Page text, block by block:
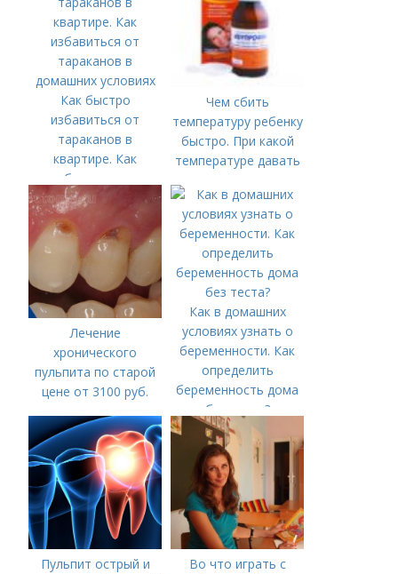
Как быстро
избавиться от
тараканов в
квартире. Как
избавиться от
тараканов в
домашних условиях
Чем сбить
температуру ребенку
быстро. При какой
температуре давать
ребенку?
Лечение
хронического
пульпита по старой
цене от 3100 руб.
цена
Как в домашних
условиях узнать о
беременности. Как
определить
беременность дома
без теста?
Пульпит острый и
Во что играть с